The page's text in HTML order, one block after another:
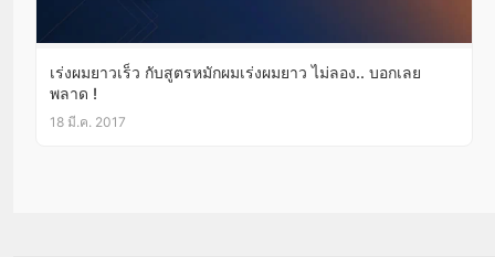
เร่งผมยาวเร็ว กับสูตรหมักผมเร่งผมยาว ไม่ลอง.. บอกเลย
พลาด !
18 มี.ค. 2017